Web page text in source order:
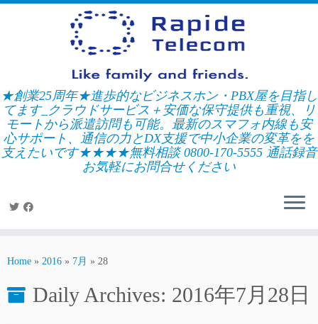
Skip
★創業25周年★進歩的なビジネスホン・PBX屋を目指し
てます_クラウドサービス＋安価な保守提供も重視、リ
モートから派遣訪問も可能。最新のスマフォ内線も安
心サポート、通信の力とDX支援で中小企業の変革をを
支えたいです★★★★無料相談 0800-170-5555 通話録音
お気軽にお問合せください
Home » 2016 » 7月 » 28
Daily Archives: 2016年7月28日